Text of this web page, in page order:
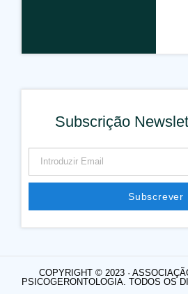
Subscrição
Subscrever
COPYRIGHT © 2023 ·
PSICOGERONTOLOGIA. TODOS OS